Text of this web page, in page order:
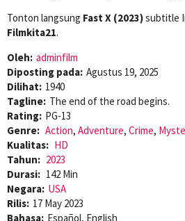
Tonton langsung Fast X (2023)subtitle
Filmkita21.
Oleh: adminfilm
Diposting pada: Agustus 19, 2025
Dilihat: 1940
Tagline: The end of the road begins.
Rating: PG-13
Genre: Action, Adventure, Crime,
Kualitas: HD
Tahun: 2023
Durasi: 142 Min
Negara: USA
Rilis: 17 May 2023
Bahasa: Español, English